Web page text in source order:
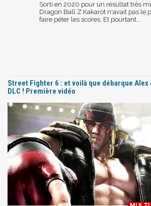
Sorti en 2020 pour un résultat très
Dragon Ball Z Kakarot n'avait pas le
faire péter les scores. Et pourtant...
Street Fighter 6 : et voilà que débarque Alex
DLC ! Première vidéo